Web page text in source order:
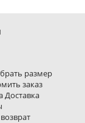
размер
заказ
Доставка